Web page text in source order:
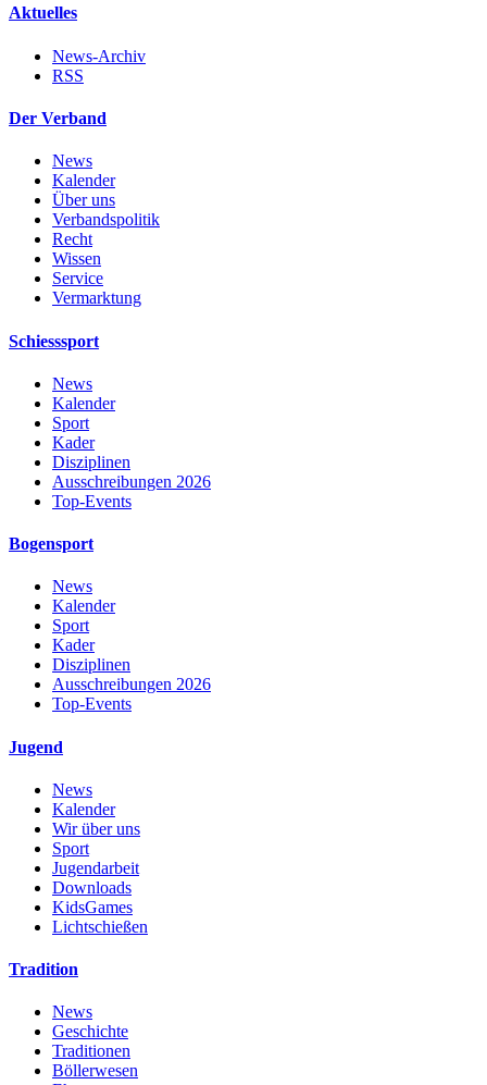
Aktuelles
News-Archiv
RSS
Der Verband
News
Kalender
Über uns
Verbandspolitik
Recht
Wissen
Service
Vermarktung
Schiesssport
News
Kalender
Sport
Kader
Disziplinen
Ausschreibungen 2026
Top-Events
Bogensport
News
Kalender
Sport
Kader
Disziplinen
Ausschreibungen 2026
Top-Events
Jugend
News
Kalender
Wir über uns
Sport
Jugendarbeit
Downloads
KidsGames
Lichtschießen
Tradition
News
Geschichte
Traditionen
Böllerwesen